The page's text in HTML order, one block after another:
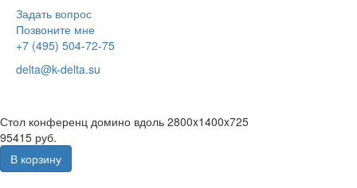
Задать вопрос
Позвоните мне
+7 (495) 504-72-75
delta@k-delta.su
Стол конференц домино вдоль 2800x1400x725
95415 руб.
В корзину